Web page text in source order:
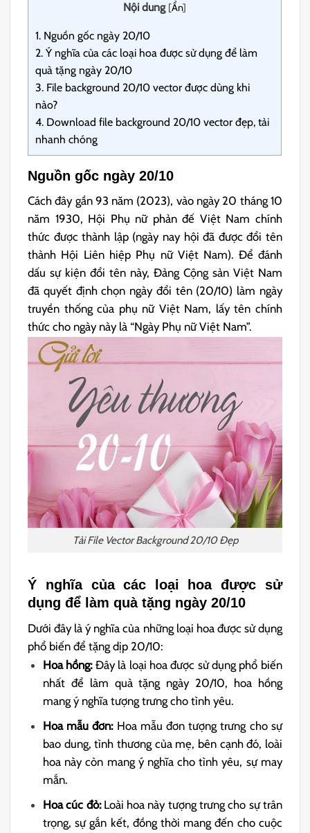
Nội dung [Ẩn]
1. Nguồn gốc ngày 20/10
2. Ý nghĩa của các loại hoa được sử dụng để làm
quà tặng ngày 20/10
3. File background 20/10 vector được dùng khi
nào?
4. Download file background 20/10 vector đẹp, tải
nhanh chóng
Nguồn gốc ngày 20/10
Cách đây gần 93 năm (2023), vào ngày 20 tháng 10
năm 1930, Hội Phụ nữ phản đế Việt Nam chính
thức được thành lập (ngày nay hội đã được đổi tên
thành Hội Liên hiệp Phụ nữ Việt Nam). Để đánh
dấu sự kiện đổi tên này, Đảng Cộng sản Việt Nam
đã quyết định chọn ngày đổi tên (20/10) làm ngày
truyền thống của phụ nữ Việt Nam, lấy tên chính
thức cho ngày này là “Ngày Phụ nữ Việt Nam”.
Tải File Vector Background 20/10 Đẹp
Ý nghĩa của các loại hoa được sử
dụng để làm quà tặng ngày 20/10
Dưới đây là ý nghĩa của những loại hoa được sử dụng
phổ biến để tặng dịp 20/10:
Hoa hồng:Đây là loại hoa được sử dụng phổ biến
nhất để làm quà tặng ngày 20/10, hoa hồng
mang ý nghĩa tượng trưng cho tình yêu.
Hoa mẫu đơn:Hoa mẫu đơn tượng trưng cho sự
bao dung, tình thương của mẹ, bên cạnh đó, loài
hoa này còn mang ý nghĩa cho tình yêu, sự may
mắn.
Hoa cúc đỏ:Loài hoa này tượng trưng cho sự trân
trọng, sự gắn kết, đồng thời mang đến cho cuộc